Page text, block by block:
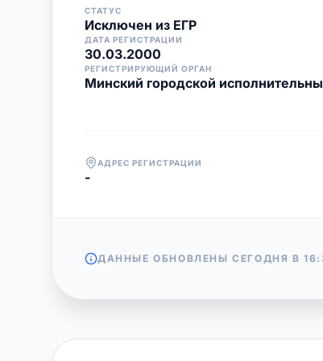
СТАТУС
Исключен из ЕГР
ДАТА РЕГИСТРАЦИИ
30.03.2000
РЕГИСТРИРУЮЩИЙ ОРГАН
Минский городской
АДРЕС РЕГИСТРАЦИИ
-
ДАННЫЕ ОБНОВЛЕНЫ СЕГОДНЯ В